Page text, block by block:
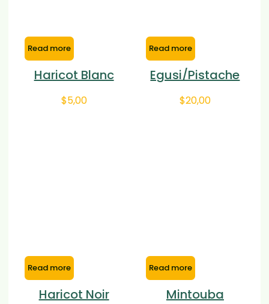
Read more
Haricot Blanc
$5,00
Read more
Egusi/Pistache
$20,00
Read more
Haricot Noir
Read more
Mintouba